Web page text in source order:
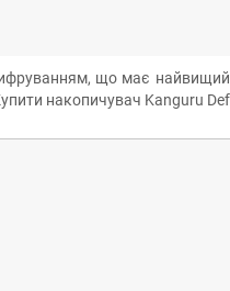
що має
накопичувач Kanguru